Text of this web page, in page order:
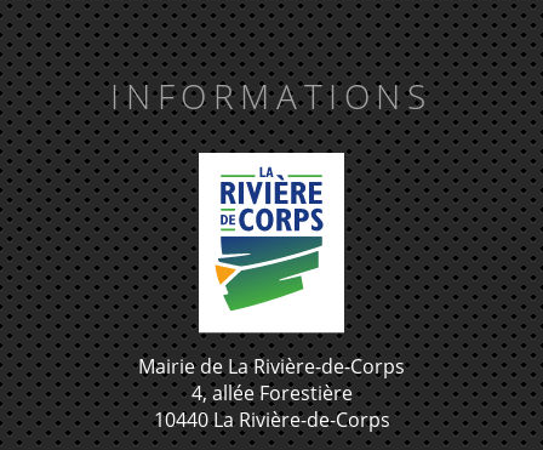
INFORMATIONS
Mairie de La Rivière-de-Corps
4, allée Forestière
10440 La Rivière-de-Corps